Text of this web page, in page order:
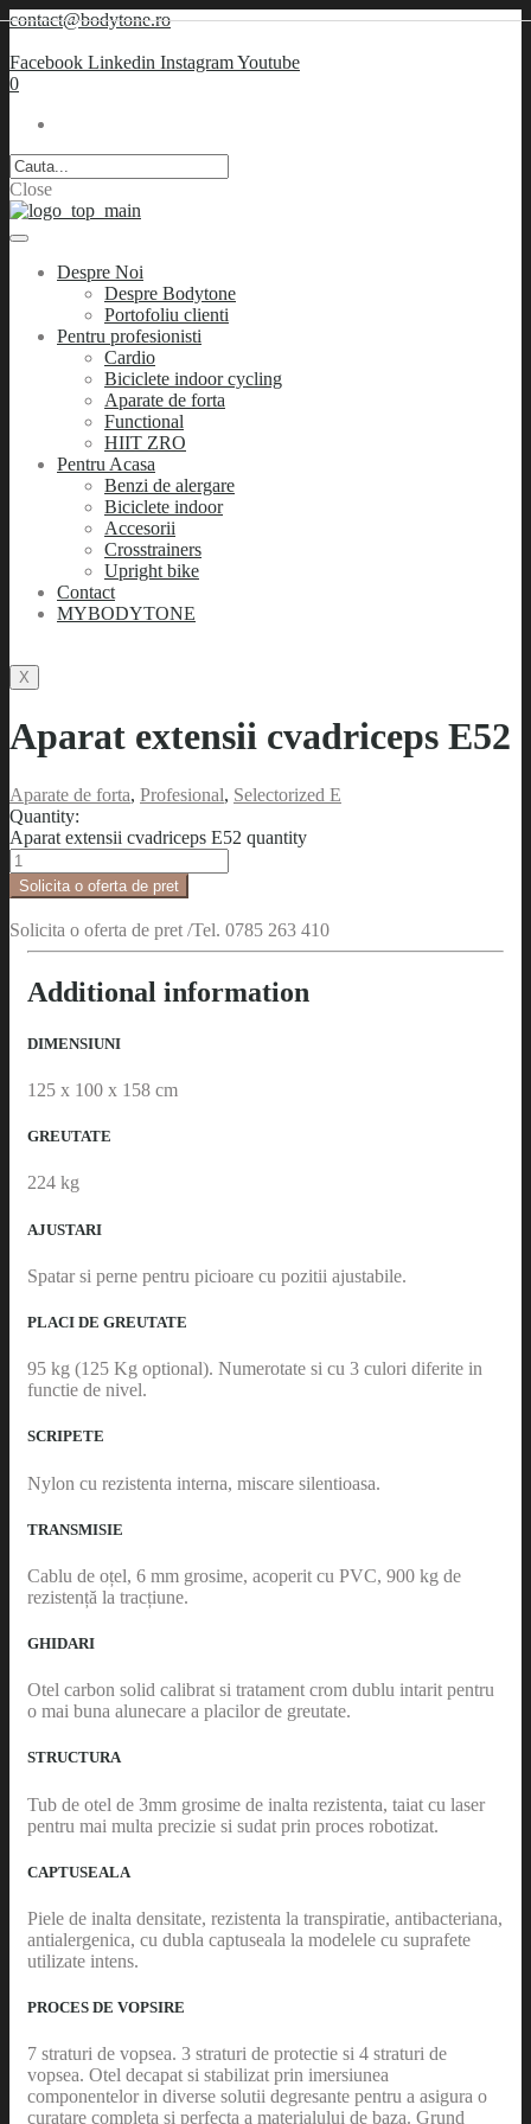
contact@bodytone.ro
Facebook Linkedin InstagramYoutube
0
Close
Despre Noi
Despre Bodytone
Portofoliu clienti
Pentru profesionisti
Cardio
Biciclete indoor cycling
Aparate de forta
Functional
HIIT ZRO
Pentru Acasa
Benzi de alergare
Biciclete indoor
Accesorii
Crosstrainers
Upright bike
Contact
MYBODYTONE
X
Aparat extensii cvadriceps E52
Aparate de forta, Profesional, Selectorized E
Quantity:
Aparat extensii cvadriceps E52 quantity
Solicita o oferta de pret
Solicita o oferta de pret /Tel. 0785 263 410
Additional information
DIMENSIUNI
125 x 100 x 158 cm
GREUTATE
224 kg
AJUSTARI
Spatar si perne pentru picioare cu pozitii ajustabile.
PLACI DE GREUTATE
95 kg (125 Kg optional). Numerotate si cu 3 culori diferite in
functie de nivel.
SCRIPETE
Nylon cu rezistenta interna, miscare silentioasa.
TRANSMISIE
Cablu de oțel, 6 mm grosime, acoperit cu PVC, 900 kg de
rezistență la tracțiune.
GHIDARI
Otel carbon solid calibrat si tratament crom dublu intarit pentru
o mai buna alunecare a placilor de greutate.
STRUCTURA
Tub de otel de 3mm grosime de inalta rezistenta, taiat cu laser
pentru mai multa precizie si sudat prin proces robotizat.
CAPTUSEALA
Piele de inalta densitate, rezistenta la transpiratie, antibacteriana,
antialergenica, cu dubla captuseala la modelele cu suprafete
utilizate intens.
PROCES DE VOPSIRE
7 straturi de vopsea. 3 straturi de protectie si 4 straturi de
vopsea. Otel decapat si stabilizat prin imersiunea
componentelor in diverse solutii degresante pentru a asigura o
curatare completa si perfecta a materialului de baza. Grund